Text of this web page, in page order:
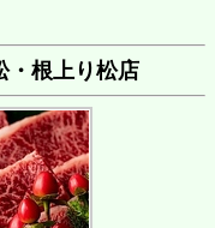
・根上り松店